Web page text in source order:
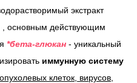
экстракт
, основным действующим
бета-глюкан - уникальный
иммунную систему
клеток, вирусов,